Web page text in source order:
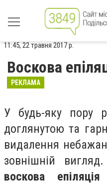
11:45, 22 травня 2017 р.
Воскова
РЕКЛАМА
У будь-яку пору
доглянутою та
видалення
зовнішній
воскова